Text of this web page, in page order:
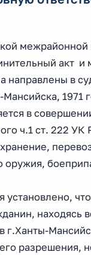
межрайонной
акт и
направлены в
1971
в
ч.1 ст. 222 УК
оружия,
установлено,
находясь
г.Ханты-
разрешения,